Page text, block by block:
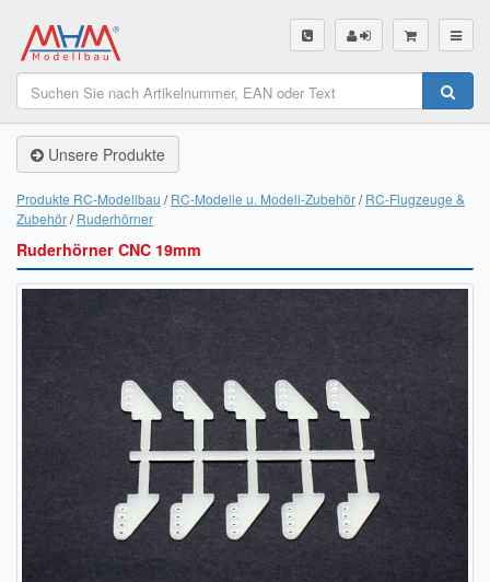
SHOP
Unsere Produkte
Servo Finder
BL-Motor Finder
Schiffsschrauben Finder
Räder Finder
Luftschrauben Finder
Sendungsverfolgung DHL
Sendungsverfolgung DPD
Verfügbarkeitsanzeige
Unsere Produkte
Produkte RC-Modellbau RC-Modelle u. Modell-Zubehör RC-Flugzeuge &
Zubehör Ruderhörner
Ruderhörner CNC 19mm